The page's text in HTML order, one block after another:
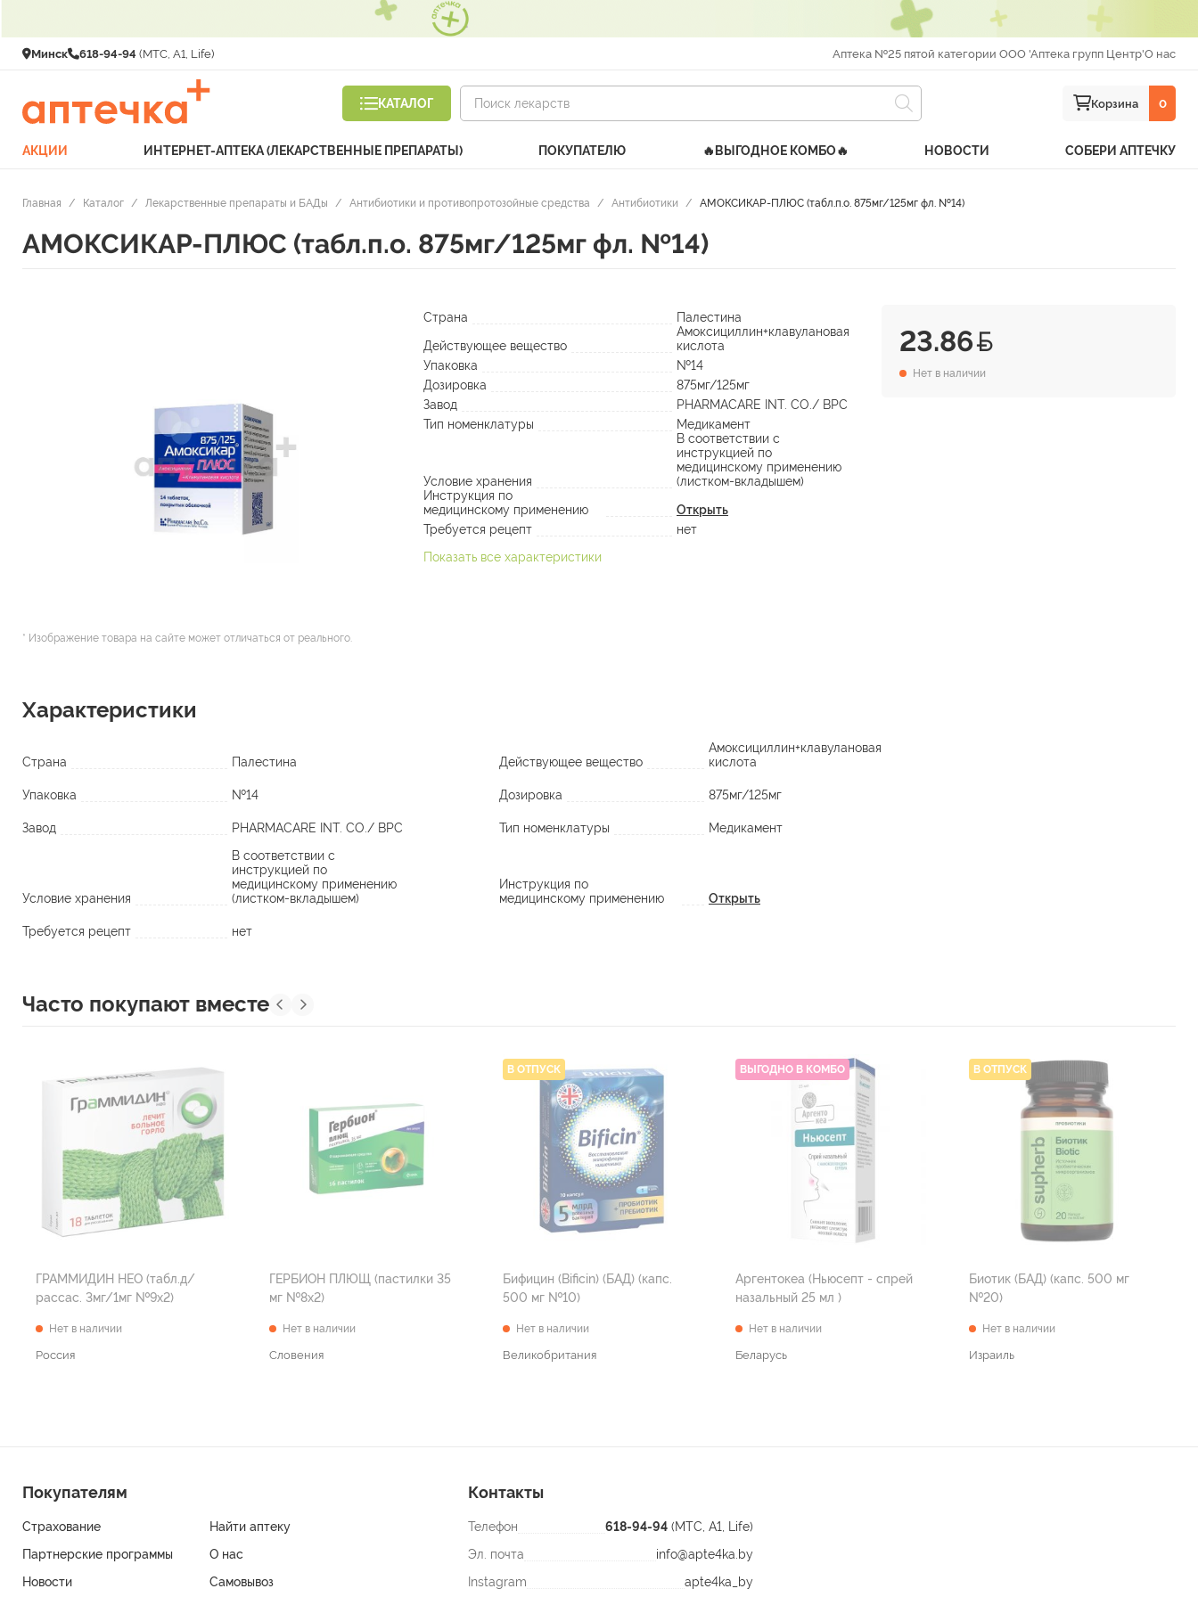
Минск 618-94-94 (МТС, A1, Life) Аптека №25 пятой категории ООО 'Аптека групп Центр'О нас
КАТАЛОГ Корзина 0
АКЦИИ ИНТЕРНЕТ-АПТЕКА (ЛЕКАРСТВЕННЫЕ ПРЕПАРАТЫ) ПОКУПАТЕЛЮ 🔥ВЫГОДНОЕ КОМБО🔥 НОВОСТИ СОБЕРИ АПТЕЧКУ
Главная / Каталог / Лекарственные препараты и БАДы / Антибиотики и противопротозойные средства / Антибиотики / АМОКСИКАР-ПЛЮС (табл.п.о. 875мг/125мг фл. №14)
АМОКСИКАР-ПЛЮС (табл.п.о. 875мг/125мг фл. №14)
* Изображение товара на сайте может отличаться от реального.
23.86
Нет в наличии
Страна
Палестина
Действующее вещество
Амоксициллин+клавулановая
кислота
Упаковка
№14
Дозировка
875мг/125мг
Завод
PHARMACARE INT. CO./ BPC
Тип номенклатуры
Медикамент
Условие хранения
В соответствии с
инструкцией по
медицинскому применению
(листком-вкладышем)
Инструкция по
медицинскому применению
Открыть
Требуется рецепт
нет
Показать все характеристики
Характеристики
Страна Палестина Действующее вещество
Амоксициллин+клавулановая
кислота
Упаковка №14 Дозировка 875мг/125мг
Завод PHARMACARE INT. CO./ BPC Тип номенклатуры Медикамент
Условие хранения
В соответствии с
инструкцией по
медицинскому применению
(листком-вкладышем)
Инструкция по
медицинскому применению
Открыть
Требуется рецепт нет
Часто покупают вместе
ГРАММИДИН НЕО (табл.д/
рассас. 3мг/1мг №9х2)
Нет в наличии
Россия
ГЕРБИОН ПЛЮЩ (пастилки 35
мг №8х2)
Нет в наличии
Словения
В ОТПУСК
Бифицин (Bificin) (БАД) (капс.
500 мг №10)
Нет в наличии
Великобритания
ВЫГОДНО В КОМБО
Аргентокеа (Ньюсепт - спрей
назальный 25 мл )
Нет в наличии
Беларусь
В ОТПУСК
Биотик (БАД) (капс. 500 мг
№20)
Нет в наличии
Израиль
Покупателям
Страхование
Найти аптеку
Партнерские программы
О нас
Новости
Самовывоз
Контакты
Телефон 618-94-94 (МТС, A1, Life)
Эл. почта
info@apte4ka.by
Instagram
apte4ka_by